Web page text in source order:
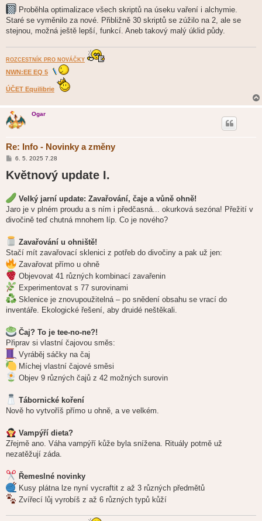
Proběhla optimalizace všech skriptů na úseku vaření i alchymie.
Staré se vyměnilo za nové. Přibližně 30 skriptů se zúžilo na 2, ale se
stejnou, možná ještě lepší, funkcí. Aneb takový malý úklid půdy.
ROZCESTNÍK PRO NOVÁČKY
NWN:EE EQ 5
ÚČET Equilibrie
Ogar
Re: Info - Novinky a změny
P
í
s
ě
v
e
k
6. 5. 2025 7.28
Květnový update I.
Velký jarní update: Zavařování, čaje a vůně ohně!
Jaro je v plném proudu a s ním i předčasná... okurková sezóna! Přežití v
divočině teď chutná mnohem líp. Co je nového?
Zavařování u ohniště!
Stačí mít zavařovací sklenici z potřeb do divočiny a pak už jen:
Zavařovat přímo u ohně
Objevovat 41 různých kombinací zavařenin
Experimentovat s 77 surovinami
Sklenice je znovupoužitelná – po snědení obsahu se vrací do
inventáře. Ekologické řešení, aby druidé neštěkali.
Čaj? To je tee-no-ne?!
Připrav si vlastní čajovou směs:
Vyráběj sáčky na čaj
Míchej vlastní čajové směsi
Objev 9 různých čajů z 42 možných surovin
Tábornické koření
Nově ho vytvoříš přímo u ohně, a ve velkém.
Vampýří dieta?
Zřejmě ano. Váha vampýří kůže byla snížena. Rituály potmě už
nezatěžují záda.
Řemeslné novinky
Kusy plátna lze nyní vycraftit z až 3 různých předmětů
Zvířecí lůj vyrobíš z až 6 různých typů kůží